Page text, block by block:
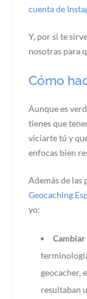
cuenta de
Y, por si te
nosotras para
Cómo
Aunque es
tienes que
viciarte tú y
enfocas bien
Además de las
Geocaching
yo:
geocacher,
resultaban